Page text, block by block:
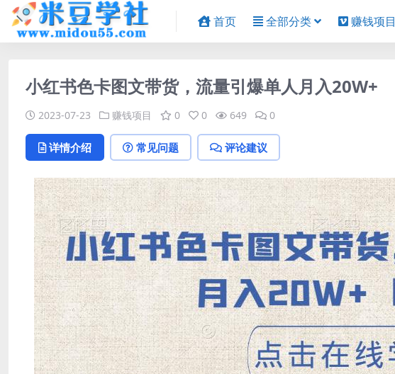
首页 全部分类 赚钱项目
小红书色卡图文带货，流量引爆单人月入20W+
2023-07-23 赚钱项目 0 0 649 0
详情介绍 常见问题 评论建议